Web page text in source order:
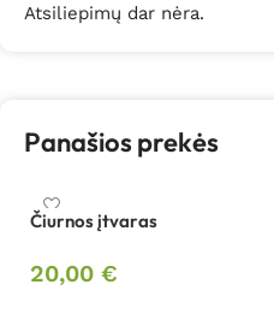
Atsiliepimų dar nėra.
Panašios prekės
Čiurnos įtvaras
20,00 €